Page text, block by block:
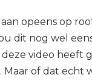
opeens op
dit nog wel
video heeft
of dat echt